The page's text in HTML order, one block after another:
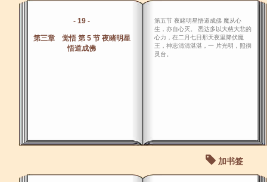
- 19 -
第三章 觉悟 第 5 节 夜睹明星
悟道成佛
第五节 夜睹明星悟道成佛 魔从心
生，亦自心灭。 悉达多以大慈大悲的
心力，在二月七日那天夜里降伏魔
王，神志清清湛湛，一 片光明，照彻
灵台。
加书签